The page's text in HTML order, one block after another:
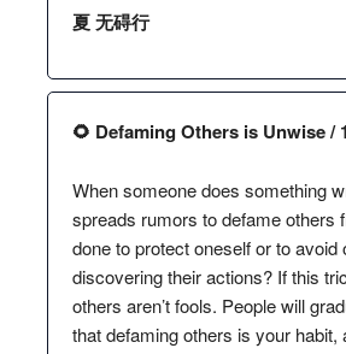
夏 无碍行
🌻 Defaming Others is Unwise /
When someone does something
spreads rumors to defame others
done to protect oneself or to avoid
discovering their actions? If this
others aren’t fools. People will
that defaming others is your habit,